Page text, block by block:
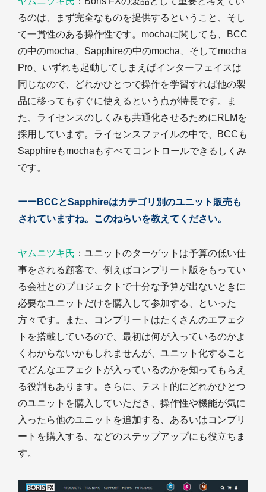
るのは、まず完全なものを提供するということ、そし
て一貫性のある操作性です。mochaに関しても、BCC
の中のmocha、Sapphireの中のmocha、そしてmocha
Pro、いずれも起動してしまえばインターフェイスは
同じなので、どれかひとつで操作を学習すれば他の製
品に移ってもすぐに使えるという点が特長です。ま
た、ライセンスのしくみも共通化させるためにRLMを
採用しています。ライセンスファイルの中で、BCCも
Sapphireもmochaもすべてコントロールできるしくみ
です。
ーーBCCとSapphireはカテゴリ別のユニット販売も
されていますね。このねらいを教えてください。
ヤムニツキ氏 ：ユニットのターゲットは予算の低い仕
事をされる顧客で、例えばコンプリート版をもってい
る会社とのプロジェクトで十分な予算が出ないときに
必要なユニットだけを購入して参加する、といった
方々です。また、コンプリートはたくさんのエフェク
トを搭載しているので、最初は何が入っているのかよ
くわからないかもしれませんが、ユニット化すること
でどんなエフェクトが入っているのかを知ってもらえ
る役割もあります。さらに、テスト的にどれかひとつ
のユニットを購入していただき、操作性や機能が気に
入ったら他のユニットを追加する、あるいはコンプリ
ートを購入する、などのステップアップにも役立ちま
す。